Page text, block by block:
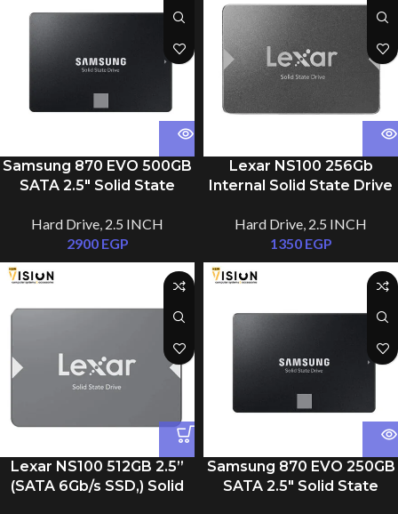
Lexar NS100 256Gb
Internal Solid State Drive
Hard Drive, 2.5 INCH
1350 EGP
Samsung 870 EVO 500GB
SATA 2.5″ Solid State
Hard Drive, 2.5 INCH
2900 EGP
Samsung 870 EVO 250GB
SATA 2.5″ Solid State
Lexar NS100 512GB 2.5”
(SATA 6Gb/s SSD,) Solid